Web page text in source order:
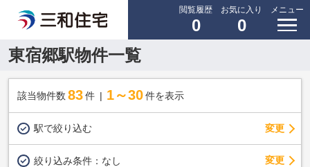
閲覧履歴
0
お気に入り
0
メニュー
東宿郷駅物件一覧
該当物件数 83件 1～30 件を表示
駅で絞り込む 変更
絞り込み条件： なし 変更